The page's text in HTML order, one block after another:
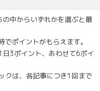
中からいずれかを選ぶと最
ポイントがもらえます。
3ポイント、あわせて6ポイ
クは、各記事につき1回まで